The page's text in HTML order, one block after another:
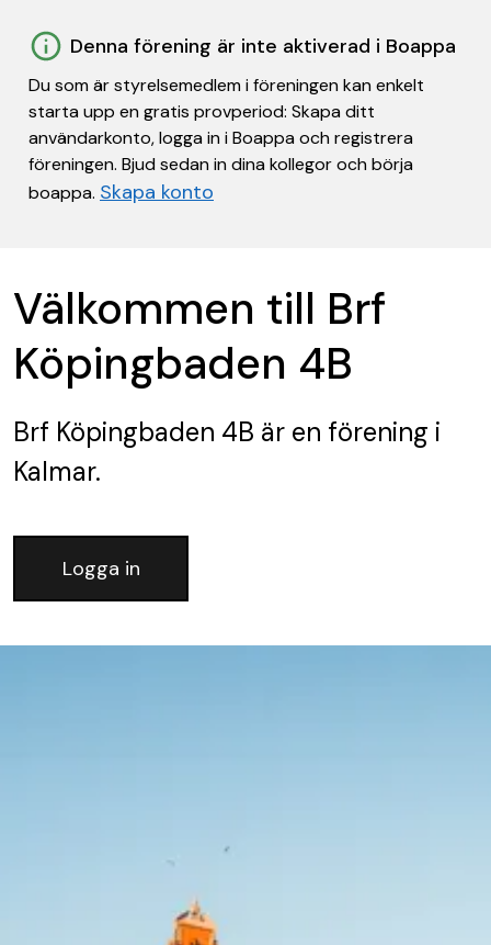
Denna förening är inte aktiverad i Boappa
Du som är styrelsemedlem i föreningen kan enkelt
starta upp en gratis provperiod: Skapa ditt
användarkonto, logga in i Boappa och registrera
föreningen. Bjud sedan in dina kollegor och börja
boappa. Skapa konto
Välkommen till Brf
Köpingbaden 4B
Brf Köpingbaden 4B är en förening i
Kalmar.
Logga in